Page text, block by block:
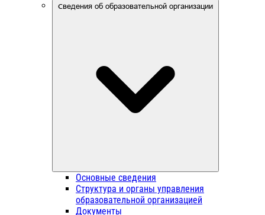
Сведения об образовательной организации
Основные сведения
Структура и органы управления
образовательной организацией
Документы